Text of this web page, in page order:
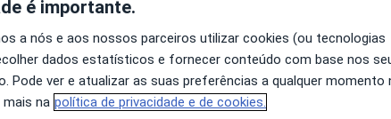
é importante.
a nós e aos nossos parceiros utilizar cookies (ou tecnologias
dados estatísticos e fornecer conteúdo com base nos
Pode ver e atualizar as suas preferências a qualquer momento
mais na política de privacidade e de cookies.